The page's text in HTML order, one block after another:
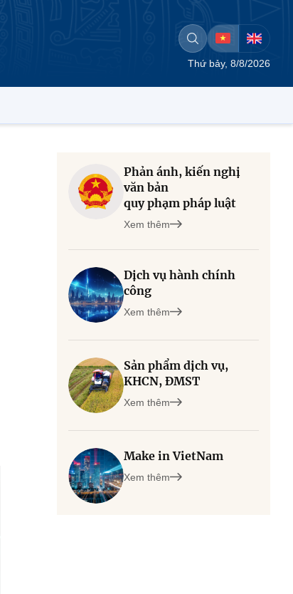
Thứ bảy, 8/8/2026
Phản ánh, kiến nghị
văn bản
quy phạm pháp luật
Xem thêm
Dịch vụ hành chính
công
Xem thêm
Sản phẩm dịch vụ,
KHCN, ĐMST
Xem thêm
Make in VietNam
Xem thêm